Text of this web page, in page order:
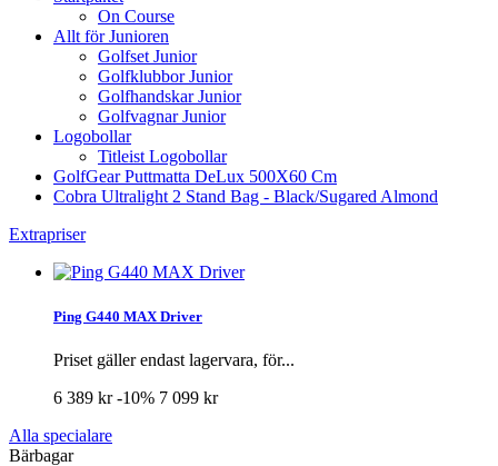
On Course
Allt för Junioren
Golfset Junior
Golfklubbor Junior
Golfhandskar Junior
Golfvagnar Junior
Logobollar
Titleist Logobollar
GolfGear Puttmatta DeLux 500X60 Cm
Cobra Ultralight 2 Stand Bag - Black/Sugared Almond
Extrapriser
Ping G440 MAX Driver
Priset gäller endast lagervara, för...
6 389 kr-10% 7 099 kr
Alla specialare
Bärbagar